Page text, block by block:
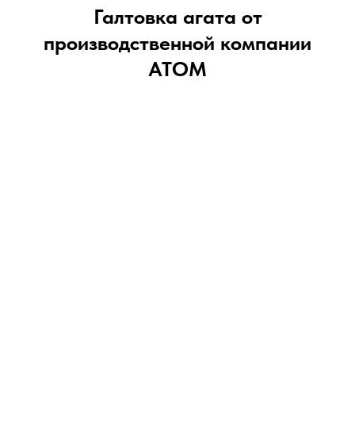
Галтовка агата от
производственной компании
АТОМ